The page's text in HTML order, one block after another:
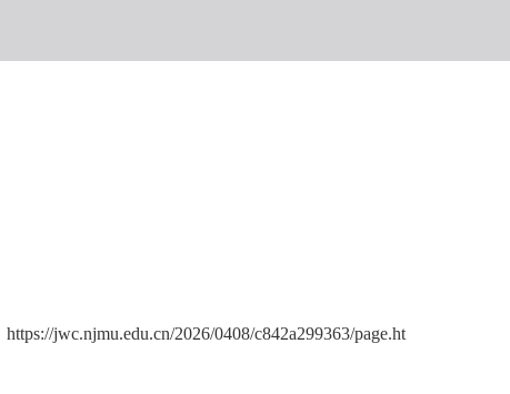
https://jwc.njmu.edu.cn/2026/0408/c842a299363/page.ht